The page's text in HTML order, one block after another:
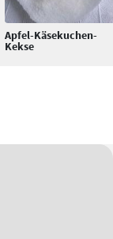
Apfel-Käsekuchen-
Kekse